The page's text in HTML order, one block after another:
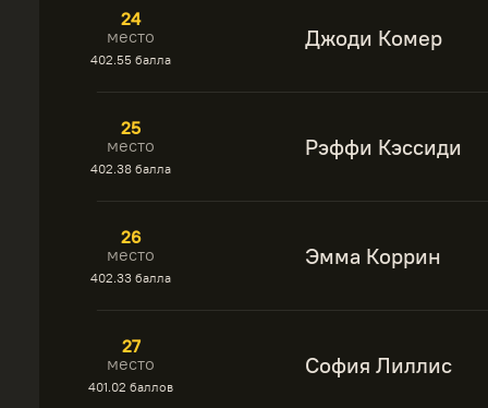
24
место
402.55 балла
Джоди Комер
25
место
402.38 балла
Рэффи Кэссиди
26
место
402.33 балла
Эмма Коррин
27
место
401.02 баллов
София Лиллис